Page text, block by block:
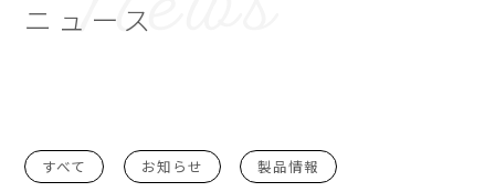
ニュース
すべて お知らせ 製品情報